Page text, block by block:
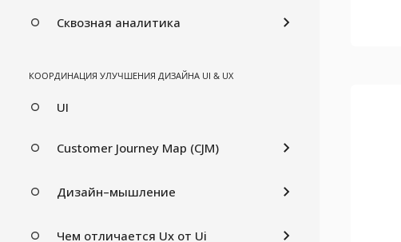
Сквозная аналитика
КООРДИНАЦИЯ УЛУЧШЕНИЯ ДИЗАЙНА UI & UX
UI
Customer Journey Map (CJM)
Дизайн–мышление
Чем отличается Ux от Ui